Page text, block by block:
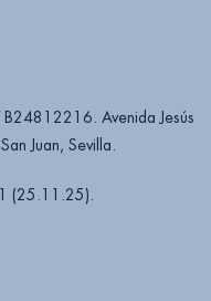
B24812216. Avenida Jesús
Juan, Sevilla.
(25.11.25).